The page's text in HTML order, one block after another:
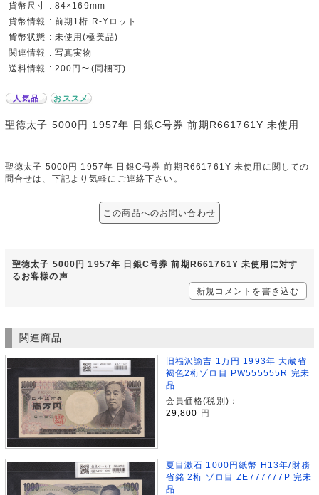
貨幣尺寸 : 84×169mm
貨幣情報 : 前期1桁 R-Yロット
貨幣状態 : 未使用(極美品)
関連情報 : 写真実物
送料情報 : 200円〜(同梱可)
人気品 おススメ
聖徳太子 5000円 1957年 日銀C号券 前期R661761Y 未使用
聖徳太子 5000円 1957年 日銀C号券 前期R661761Y 未使用に関しての
問合せは、下記より気軽にご連絡下さい。
この商品へのお問い合わせ
聖徳太子 5000円 1957年 日銀C号券 前期R661761Y 未使用に対す
るお客様の声
新規コメントを書き込む
関連商品
旧福沢諭吉 1万円 1993年 大蔵省
褐色2桁ゾロ目 PW555555R 完未
品
会員価格(税別)：
29,800
円
夏目漱石 1000円紙幣 H13年/財務
省銘 2桁 ゾロ目 ZE777777P 完未
品